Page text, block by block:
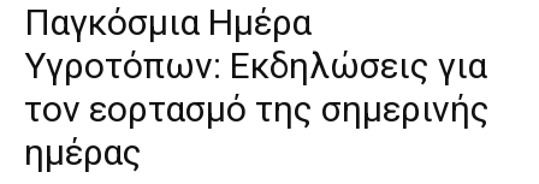
Παγκόσμια Ημέρα
Υγροτόπων: Εκδηλώσεις για
τον εορτασμό της σημερινής
ημέρας